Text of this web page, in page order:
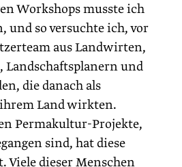
Workshops musste ich
und so versuchte ich, vor
aus Landwirten,
Landschaftsplanern und
die danach als
Land wirkten.
Permakultur-Projekte,
sind, hat diese
Viele dieser Menschen